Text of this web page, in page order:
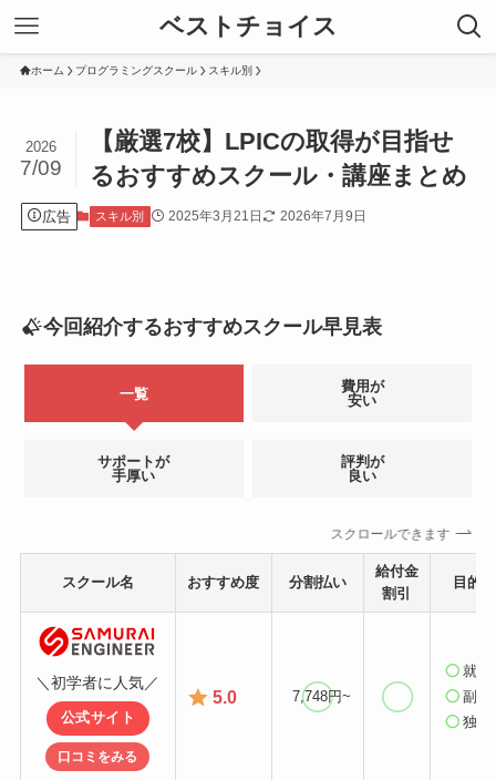
ベストチョイス
ホーム プログラミングスクール スキル別
【厳選7校】LPICの取得が目指せ
るおすすめスクール・講座まとめ
2026
7/09
広告 スキル別 2025年3月21日 2026年7月9日
今回紹介するおすすめスクール早見表
一覧
費用が
安い
サポートが
手厚い
評判が
良い
スクロールできます
スクール名 おすすめ度 分割払い
給付金
割引
目的
＼初学者に人気／
公式サイト
口コミをみる
5.0 7,748円~
就業
副業
独立